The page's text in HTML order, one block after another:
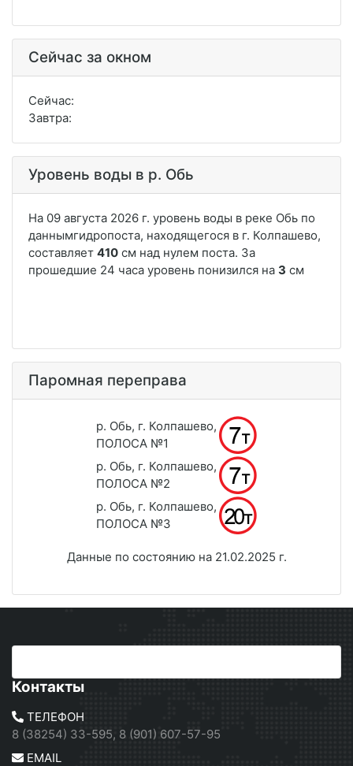
Сейчас за окном
Сейчас:
Завтра:
Уровень воды в р. Обь
Паромная переправа
р. Обь, г. Колпашево,
ПОЛОСА №1
р. Обь, г. Колпашево,
ПОЛОСА №2
р. Обь, г. Колпашево,
ПОЛОСА №3
Данные по состоянию на 21.02.2025 г.
Контакты
ТЕЛЕФОН
8 (38254) 33-595, 8 (901) 607-57-95
EMAIL